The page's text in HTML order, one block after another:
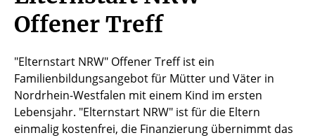
Offener Treff
"Elternstart NRW" Offener Treff ist ein
Familienbildungsangebot für Mütter und Väter in
Nordrhein-Westfalen mit einem Kind im ersten
Lebensjahr. "Elternstart NRW" ist für die Eltern
einmalig kostenfrei, die Finanzierung übernimmt das